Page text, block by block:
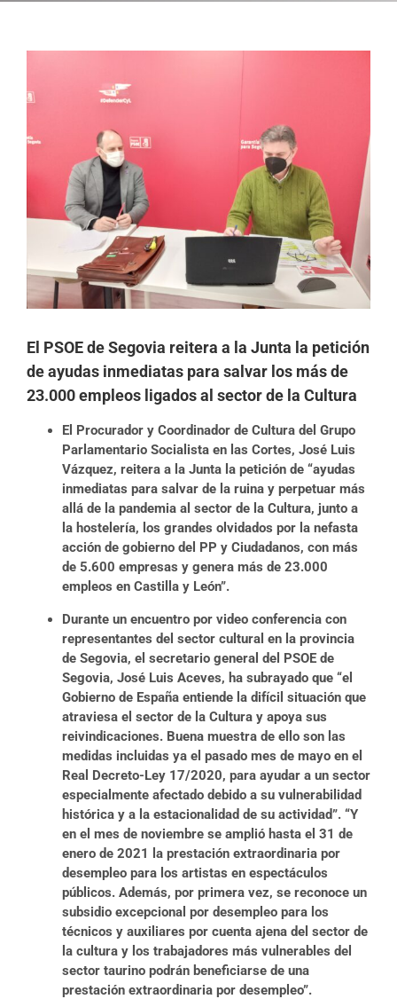
más
El PSOE de Segovia reitera a la Junta la petición
de ayudas inmediatas para salvar los más de
23.000 empleos ligados al sector de la Cultura
El Procurador y Coordinador de Cultura del Grupo
Parlamentario Socialista en las Cortes, José Luis
Vázquez, reitera a la Junta la petición de “ayudas
inmediatas para salvar de la ruina y perpetuar más
allá de la pandemia al sector de la Cultura, junto a
la hostelería, los grandes olvidados por la nefasta
acción de gobierno del PP y Ciudadanos, con más
de 5.600 empresas y genera más de 23.000
empleos en Castilla y León”.
Durante un encuentro por video conferencia con
representantes del sector cultural en la provincia
de Segovia, el secretario general del PSOE de
Segovia, José Luis Aceves, ha subrayado que “el
Gobierno de España entiende la difícil situación que
atraviesa el sector de la Cultura y apoya sus
reivindicaciones. Buena muestra de ello son las
medidas incluidas ya el pasado mes de mayo en el
Real Decreto-Ley 17/2020, para ayudar a un sector
especialmente afectado debido a su vulnerabilidad
histórica y a la estacionalidad de su actividad”. “Y
en el mes de noviembre se amplió hasta el 31 de
enero de 2021 la prestación extraordinaria por
desempleo para los artistas en espectáculos
públicos. Además, por primera vez, se reconoce un
subsidio excepcional por desempleo para los
técnicos y auxiliares por cuenta ajena del sector de
la cultura y los trabajadores más vulnerables del
sector taurino podrán beneficiarse de una
prestación extraordinaria por desempleo”.